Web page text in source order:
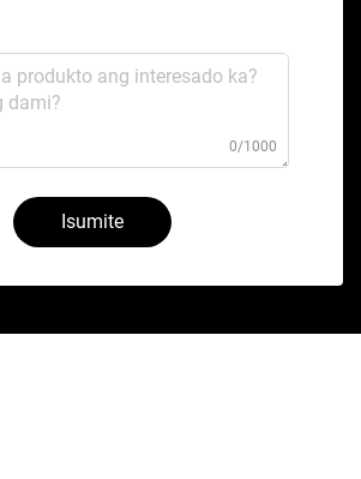
0/1000
Isumite